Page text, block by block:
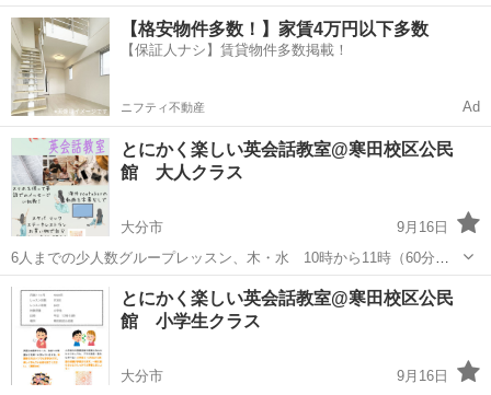
要な英語力が身に付くコーチングの一部を大公開！ あなたの英語のお
悩みをご相談いただけます！ 【こんな方におすすめ！】 ★海外旅行に
行きたい ★...
大分 大分市 別府駅 英会話 コーチング
【格安物件多数！】家賃4万円以下多数
【保証人ナシ】賃貸物件多数掲載！
ニフティ不動産 Ad
とにかく楽しい英会話教室@寒田校区公民
館 大人クラス
大分市
9月16日
6人までの少人数グループレッスン、木・水 10時から11時（60分）
英語アレルギー、勉強がきらいの方にぴったり。 受け答えや表情で自
然にフォローするのでクラスで分からなくて恥ずかしいと言うことは
ありません。 ...
大分 大分市 英会話 公民館
とにかく楽しい英会話教室@寒田校区公民
館 小学生クラス
大分市 9月16日